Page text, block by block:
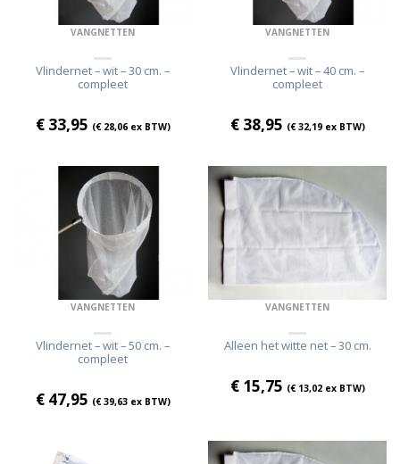
VANGNETTEN
Vlindernet – wit – 30 cm. –
compleet
€33,95 (€28,06ex BTW)
VANGNETTEN
Vlindernet – wit – 40 cm. –
compleet
€38,95 (€32,19ex BTW)
VANGNETTEN
Vlindernet – wit – 50 cm. –
compleet
€47,95 (€39,63ex BTW)
VANGNETTEN
Alleen het witte net – 30 cm.
€15,75 (€13,02ex BTW)